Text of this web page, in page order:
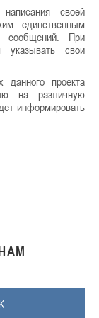
своей
единственным
сообщений. При
указывать свои
проекта
на различную
информировать